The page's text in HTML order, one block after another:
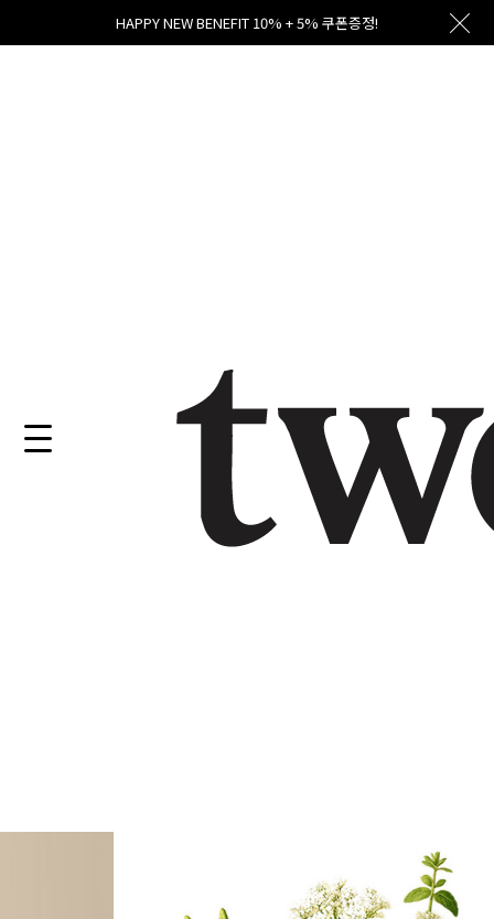
HAPPY NEW BENEFIT 10% + 5% 쿠폰증정!